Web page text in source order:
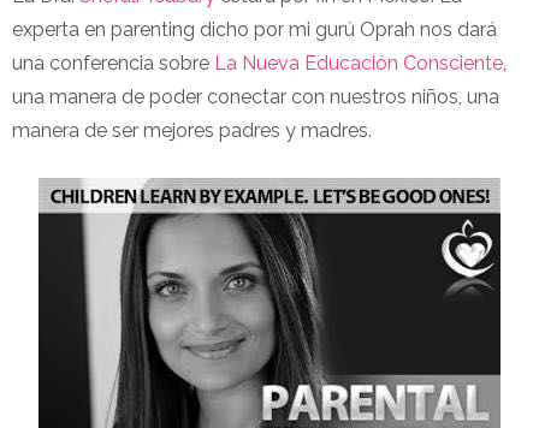
experta en parenting dicho por mi gurú Oprah nos dará
una conferencia sobre La Nueva Educación Consciente
una manera de poder conectar con nuestros niños, una
manera de ser mejores padres y madres.